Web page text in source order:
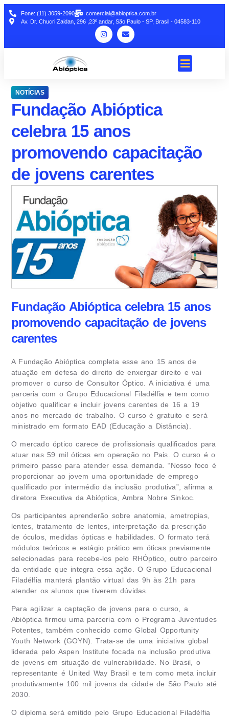
Fone: (11) 3059-2090
comercial@abioptica.com.br
Av. Dr. Chucri Zaidan, 296 ,23º andar, São Paulo - SP, Brasil - 04583-110
NOTÍCIAS
Fundação Abióptica
celebra 15 anos
promovendo capacitação
de jovens carentes
Fundação Abióptica celebra 15 anos
promovendo capacitação de jovens
carentes
A Fundação Abióptica completa esse ano 15 anos de
atuação em defesa do direito de enxergar direito e vai
promover o curso de Consultor Óptico. A iniciativa é uma
parceria com o Grupo Educacional Filadélfia e tem como
objetivo qualificar e incluir jovens carentes de 16 a 19
anos no mercado de trabalho. O curso é gratuito e será
ministrado em formato EAD (Educação a Distância).
O mercado óptico carece de profissionais qualificados para
atuar nas 59 mil óticas em operação no Pais. O curso é o
primeiro passo para atender essa demanda. “Nosso foco é
proporcionar ao jovem uma oportunidade de emprego
qualificado por intermédio da inclusão produtiva”, afirma a
diretora Executiva da Abióptica, Ambra Nobre Sinkoc.
Os participantes aprenderão sobre anatomia, ametropias,
lentes, tratamento de lentes, interpretação da prescrição
de óculos, medidas ópticas e habilidades. O formato terá
módulos teóricos e estágio prático em óticas previamente
selecionadas para recebe-los pelo RHÓptico, outro parceiro
da entidade que integra essa ação. O Grupo Educacional
Filadélfia manterá plantão virtual das 9h às 21h para
atender os alunos que tiverem dúvidas.
Para agilizar a captação de jovens para o curso, a
Abióptica firmou uma parceria com o Programa Juventudes
Potentes, também conhecido como Global Opportunity
Youth Network (GOYN). Trata-se de uma iniciativa global
liderada pelo Aspen Institute focada na inclusão produtiva
de jovens em situação de vulnerabilidade. No Brasil, o
representante é United Way Brasil e tem como meta incluir
produtivamente 100 mil jovens da cidade de São Paulo até
2030.
O diploma será emitido pelo Grupo Educacional Filadélfia